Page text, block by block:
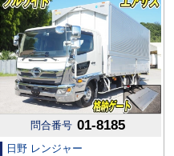
問合番号 01-8185
日野 レンジャー